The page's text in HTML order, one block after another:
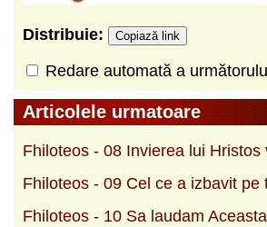
Distribuie: Copiază link
Redare automată a
Articolele urmatoare
Fhiloteos - 08 Invierea lui Hristos
Fhiloteos - 09 Cel ce a izbavit pe
Fhiloteos - 10 Sa laudam